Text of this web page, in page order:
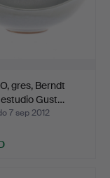
gres, Berndt
estudio Gust…
7 sep 2012